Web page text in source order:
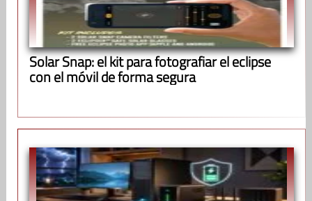
Solar Snap: el kit para fotografiar el eclipse
con el móvil de forma segura